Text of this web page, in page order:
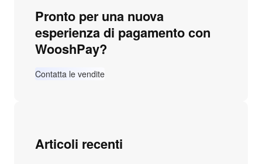
Pronto per una nuova
esperienza di pagamento con
WooshPay?
Contatta le vendite
Articoli recenti